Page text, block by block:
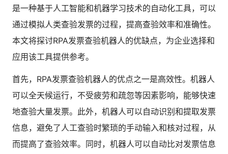
实在取数宝
一键提数整合，洞察更高效
医药行业
更多行业客户
统计税务 | 行政审批 | 基层减负 | 优化营商
烟草
资质审核 | 合同审核 | 一项一卷 | 智慧人力
制造业
订单生成 | 库存管控 | 物流监控 | 风险监测
司法
智能辅办 | 要素提取 | 自动立案 | 流程智动
人才数字化
人才培养 | 智能教具 | 智能实训 | 课程共创
财务
智能票据 | 自动报税 | 自动存单 | 智能审计
是一种基于人工智能和机器学习技术的自动化工具，可以
通过模拟人类查验发票的过程，提高查验效率和准确性。
本文将探讨RPA发票查验机器人的优缺点，为企业选择和
应用该工具提供参考。
首先，RPA发票查验机器人的优点之一是高效性。机器人
可以全天候运行，不受疲劳和疏忽等因素影响，能够快速
地查验大量发票。此外，机器人可以自动识别和提取发票
信息，避免了人工查验时繁琐的手动输入和核对过程，从
而提高了查验效率。同时，机器人可以自动比对发票信息